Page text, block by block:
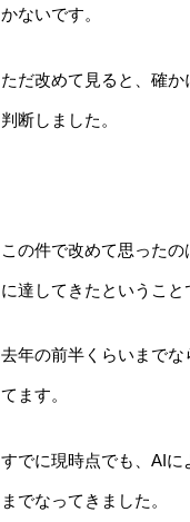
かないです。
ただ改めて見ると、確
判断しました。
この件で改めて思った
に達してきたということ
去年の前半くらいまで
てます。
すでに現時点でも、AI
までなってきました。